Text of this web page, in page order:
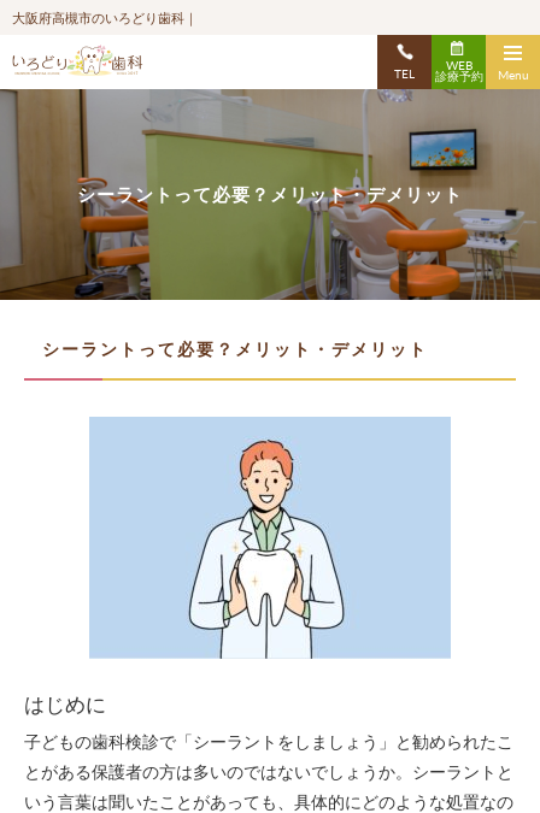
大阪府高槻市のいろどり歯科｜
TEL
WEB
診療予約 Menu
シーラントって必要？メリット・デメリット
シーラントって必要？メリット・デメリット
はじめに
子どもの歯科検診で「シーラントをしましょう」と勧められたこ
とがある保護者の方は多いのではないでしょうか。シーラントと
いう言葉は聞いたことがあっても、具体的にどのような処置なの